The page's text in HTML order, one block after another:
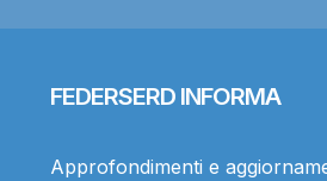
FEDERSERD INFORMA
Approfondimenti e